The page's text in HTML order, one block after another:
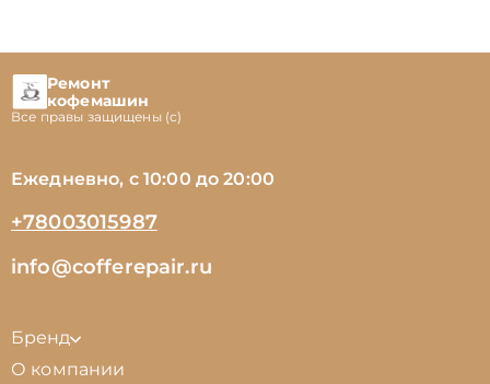
Ремонт
кофемашин
Все правы защищены (с)
Ежедневно, с 10:00 до 20:00
+78003015987
info@cofferepair.ru
Бренд
О компании